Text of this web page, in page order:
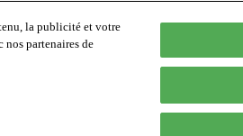
la publicité et votre
partenaires de